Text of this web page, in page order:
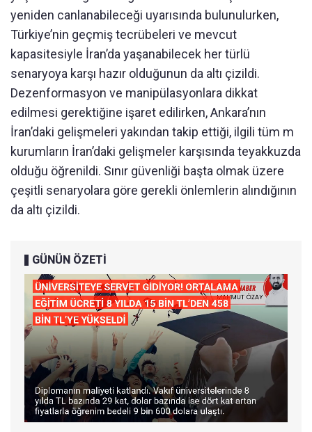
yeniden canlanabileceği uyarısında bulunulurken,
Türkiye’nin geçmiş tecrübeleri ve mevcut
kapasitesiyle İran’da yaşanabilecek her türlü
senaryoya karşı hazır olduğunun da altı çizildi.
Dezenformasyon ve manipülasyonlara dikkat
edilmesi gerektiğine işaret edilirken, Ankara’nın
İran’daki gelişmeleri yakından takip ettiği, ilgili tüm m
kurumların İran’daki gelişmeler karşısında teyakkuzda
olduğu öğrenildi. Sınır güvenliği başta olmak üzere
çeşitli senaryolara göre gerekli önlemlerin alındığının
da altı çizildi.
GÜNÜN ÖZETİ